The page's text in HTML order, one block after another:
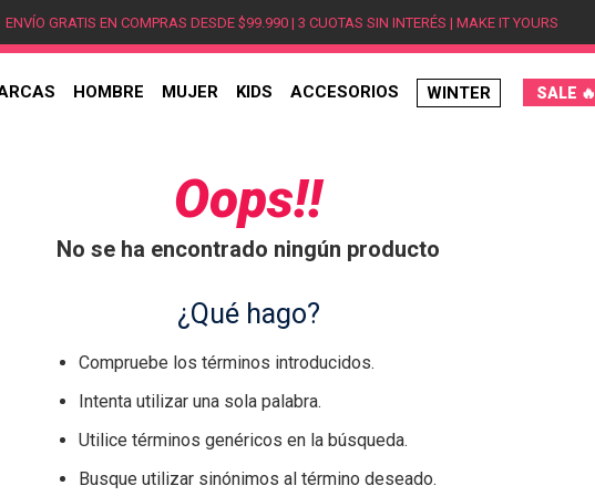
ENVÍO GRATIS EN COMPRAS DESDE $99.990 | 3 CUOTAS SIN INTERÉS | MAKE IT YOURS
HOMBRE MUJER KIDS ACCESORIOS WINTER SALE 🔥
Oops!!
No se ha encontrado ningún producto
¿Qué hago?
Compruebe los términos introducidos.
Intenta utilizar una sola palabra.
Utilice términos genéricos en la búsqueda.
Busque utilizar sinónimos al término deseado.
2
jordan
3.
mujer
5.
zapatillas
6.
zapatillas jordan
7.
new balance
8.
zapatillas hombre
9. zapatillas nike